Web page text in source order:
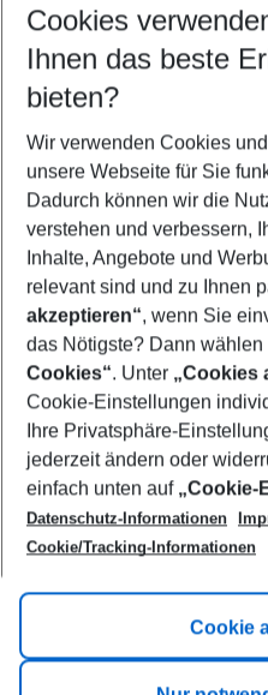
Customize your offer
Find the perfect deal which
Your departure airport
Any airport
Select your date range
10/08/26–08/08/27
Who will travel
2 adults No children
Show
Footer
Footer navigation
Title A
Link A
Cookies
Ihnen das beste
bieten?
Wir verwenden Cookies
unsere Webseite für Sie
Dadurch können wir die
verstehen und verbessern,
Inhalte, Angebote und
relevant sind und zu Ihnen
akzeptieren“, wenn Sie
das Nötigste? Dann wählen
Cookies“. Unter „Cookies
Cookie-Einstellungen
Ihre Privatsphäre-
jederzeit ändern oder
einfach unten auf „Cookie-
Datenschutz-Informationen
Cookie/Tracking-Informationen
Cookie